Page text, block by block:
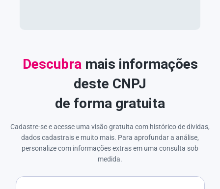
Descubra mais informações
deste CNPJ
de forma gratuita
Cadastre-se e acesse uma visão gratuita com histórico de dívidas,
dados cadastrais e muito mais. Para aprofundar a análise,
personalize com informações extras em uma consulta sob
medida.